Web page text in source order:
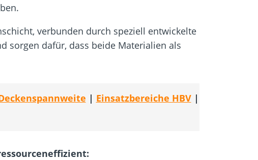
verbunden durch speziell entwickelte
sorgen dafür, dass beide Materialien als
| Einsatzbereiche HBV|